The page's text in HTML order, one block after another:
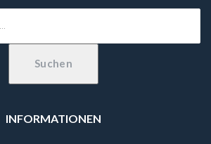
Suche
Suchen
INFORMATIONEN